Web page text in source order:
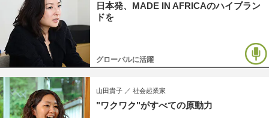
日本発、MADE IN AFRICAのハイブラン
ドを
グローバルに活躍
山田貴子 ／ 社会起業家
"ワクワク"がすべての原動力